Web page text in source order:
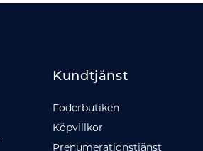
Kundtjänst
Foderbutiken
Köpvillkor
Prenumerationstjänst